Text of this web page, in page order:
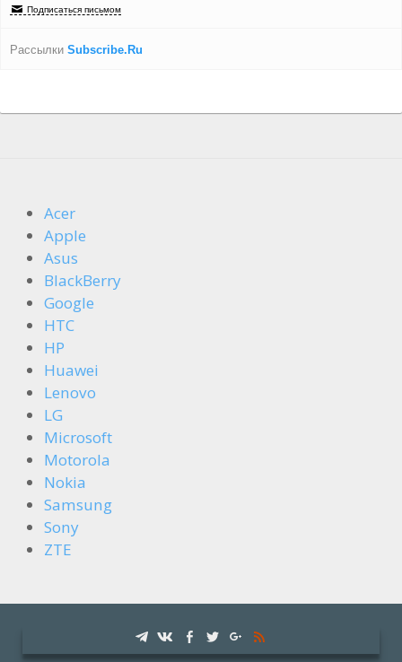
Подписаться письмом
Рассылки Subscribe.Ru
Acer
Apple
Asus
BlackBerry
Google
HTC
HP
Huawei
Lenovo
LG
Microsoft
Motorola
Nokia
Samsung
Sony
ZTE